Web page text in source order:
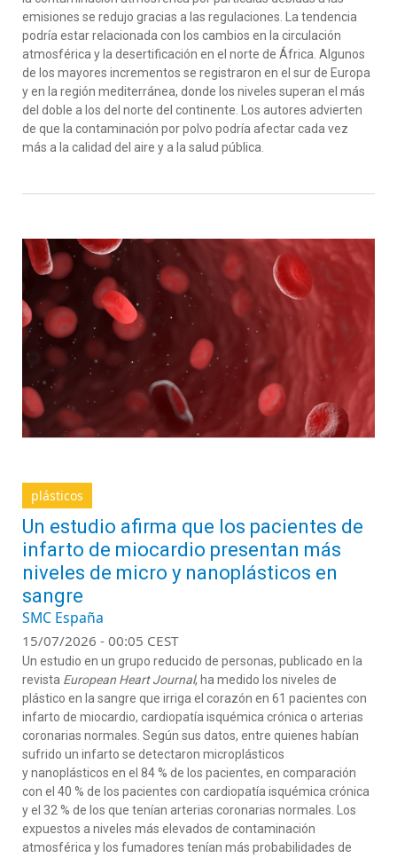
emisiones se redujo gracias a las regulaciones. La tendencia
podría estar relacionada con los cambios en la circulación
atmosférica y la desertificación en el norte de África. Algunos
de los mayores incrementos se registraron en el sur de Europa
y en la región mediterránea, donde los niveles superan el más
del doble a los del norte del continente. Los autores advierten
de que la contaminación por polvo podría afectar cada vez
más a la calidad del aire y a la salud pública.
plásticos
Un estudio afirma que los pacientes de
infarto de miocardio presentan más
niveles de micro y nanoplásticos en
sangre
SMC España
15/07/2026 - 00:05 CEST
Un estudio en un grupo reducido de personas, publicado en la
revista European Heart Journal, ha medido los niveles de
plástico en la sangre que irriga el corazón en 61 pacientes con
infarto de miocardio, cardiopatía isquémica crónica o arterias
coronarias normales. Según sus datos, entre quienes habían
sufrido un infarto se detectaron microplásticos
y nanoplásticos en el 84 % de los pacientes, en comparación
con el 40 % de los pacientes con cardiopatía isquémica crónica
y el 32 % de los que tenían arterias coronarias normales. Los
expuestos a niveles más elevados de contaminación
atmosférica y los fumadores tenían más probabilidades de